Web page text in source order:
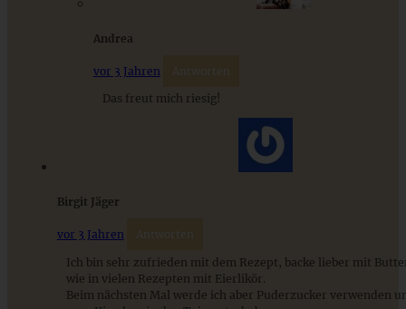
Stracciatella-Quarkcreme mit Kirschgrütze - einfaches
ZUM BEITRAG
Andrea
vor 3 Jahren Antworten
Das freut mich riesig!
Birgit Jäger
vor 3 Jahren Antworten
Ich bin sehr zufrieden mit dem Rezept, backe lieber mit
wie in vielen Rezepten mit Eierlikör.
Beim nächsten Mal werde ich aber Puderzucker verwenden